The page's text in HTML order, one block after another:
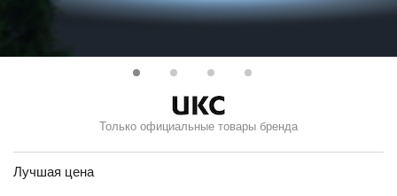
Только официальные товары бренда
Лучшая цена